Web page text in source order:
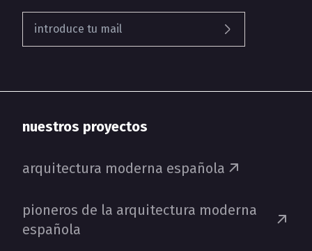
nuestros proyectos
arquitectura moderna española
pioneros de la arquitectura moderna
española